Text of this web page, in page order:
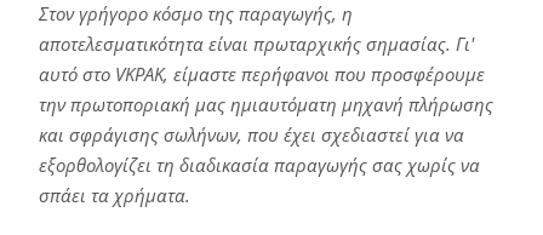
Στον γρήγορο κόσμο της παραγωγής, η
αποτελεσματικότητα είναι πρωταρχικής σημασίας. Γι'
αυτό στο VKPAK, είμαστε περήφανοι που προσφέρουμε
την πρωτοποριακή μας ημιαυτόματη μηχανή πλήρωσης
και σφράγισης σωλήνων, που έχει σχεδιαστεί για να
εξορθολογίζει τη διαδικασία παραγωγής σας χωρίς να
σπάει τα χρήματα.